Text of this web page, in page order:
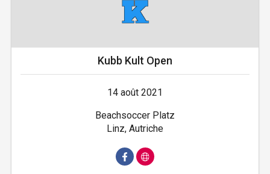
Kubb Kult Open
14 août 2021
Beachsoccer Platz
Linz, Autriche